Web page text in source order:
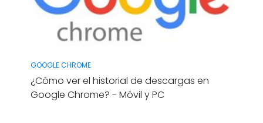
GOOGLE CHROME
¿Cómo ver el historial de descargas en
Google Chrome? - Móvil y PC